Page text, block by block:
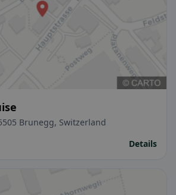
Brunegg, Switzerland
Details